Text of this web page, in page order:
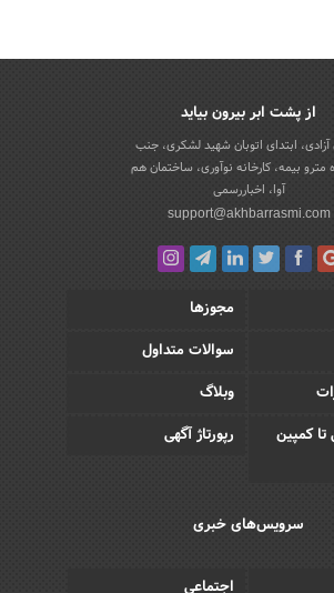
از پشت ابر بیرون بیاید
آزادی، ابتدای اتوبان شهید لشکری، جنب
مترو بیمه، کارخانه نوآوری، ساختمان هم
آوا، اخباررسمی
support@akhbarrasmi.com
مجوزها
سوالات متداول
وبلاگ
تا کمپین
رپورتاژ آگهی
سرویس‌های خبری
اجتماعی